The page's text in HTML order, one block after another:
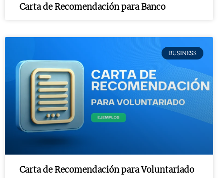
Carta de Recomendación para Banco
BUSINESS
Carta de Recomendación para Voluntariado